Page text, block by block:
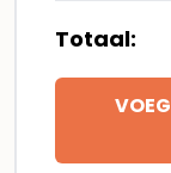
Totaal: